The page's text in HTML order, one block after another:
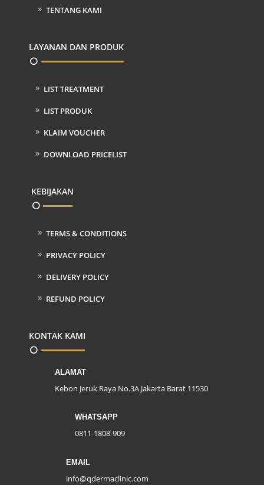
TENTANG KAMI
LAYANAN DAN PRODUK
LIST TREATMENT
LIST PRODUK
KLAIM VOUCHER
DOWNLOAD PRICELIST
KEBIJAKAN
TERMS & CONDITIONS
PRIVACY POLICY
DELIVERY POLICY
REFUND POLICY
KONTAK KAMI
ALAMAT
Kebon Jeruk Raya No.3A Jakarta Barat 11530
WHATSAPP
0811-1808-909
EMAIL
info@qdermaclinic.com